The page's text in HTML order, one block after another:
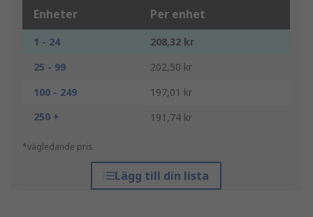
Enheter Per enhet
1 - 24
208,32 kr
25 - 99
202,50 kr
100 - 249
197,01 kr
250 +
191,74 kr
*vägledande pris
Lägg till din lista